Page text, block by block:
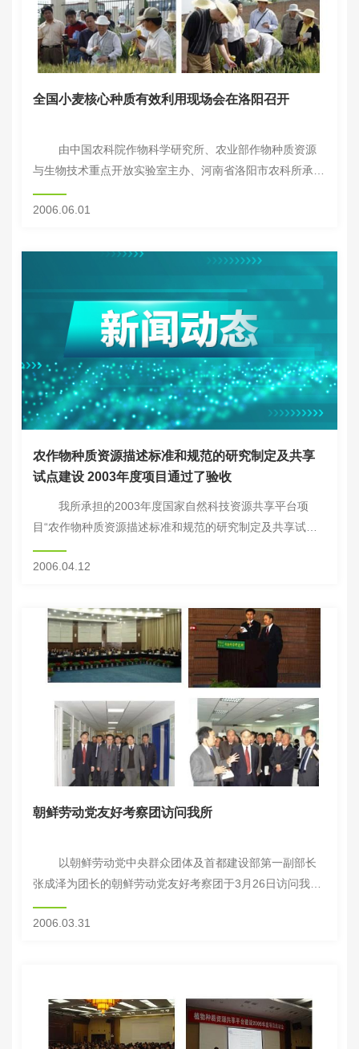
全国小麦核心种质有效利用现场会在洛阳召开
由中国农科院作物科学研究所、农业部作物种质资源
与生物技术重点开放实验室主办、河南省洛阳市农科所承办
的“全国小麦核心种质有效利用现场会”，于2006年5月17-
18日在洛阳市召开。中国科...
2006.06.01
农作物种质资源描述标准和规范的研究制定及共享
试点建设 2003年度项目通过了验收
我所承担的2003年度国家自然科技资源共享平台项
目“农作物种质资源描述标准和规范的研究制定及共享试点
建设（2003DEA3N024）”，通过了由董玉琛院士任组长、
孙九林院士任副组长的验...
2006.04.12
朝鲜劳动党友好考察团访问我所
以朝鲜劳动党中央群众团体及首都建设部第一副部长
张成泽为团长的朝鲜劳动党友好考察团于3月26日访问我
所。刘旭副院长代表中国农科院和翟虎渠院长向客人介绍了
我院的有关情况。考察团一行还参观了...
2006.03.31